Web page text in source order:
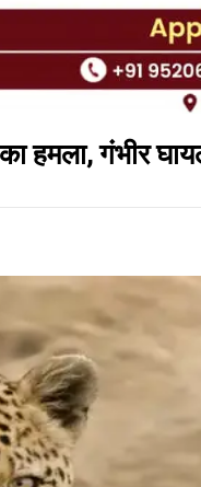
हमला, गंभीर